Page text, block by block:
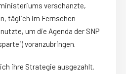
verschanzte,
täglich im Fernsehen
um die Agenda der SNP
voranzubringen.
ihre Strategie ausgezahlt.